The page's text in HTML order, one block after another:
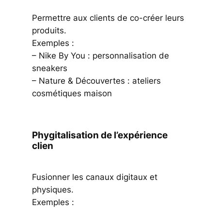
Permettre aux clients de co-créer leurs
produits.
Exemples :
– Nike By You : personnalisation de
sneakers
– Nature & Découvertes : ateliers
cosmétiques maison
Phygitalisation de l’expérience
clien
Fusionner les canaux digitaux et
physiques.
Exemples :